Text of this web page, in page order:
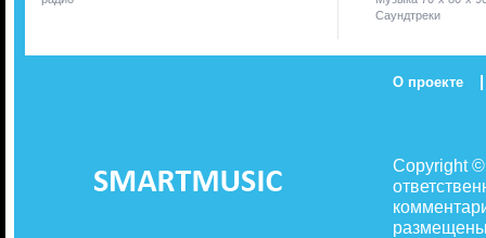
Саундтреки
О проекте |
Copyright
размещены